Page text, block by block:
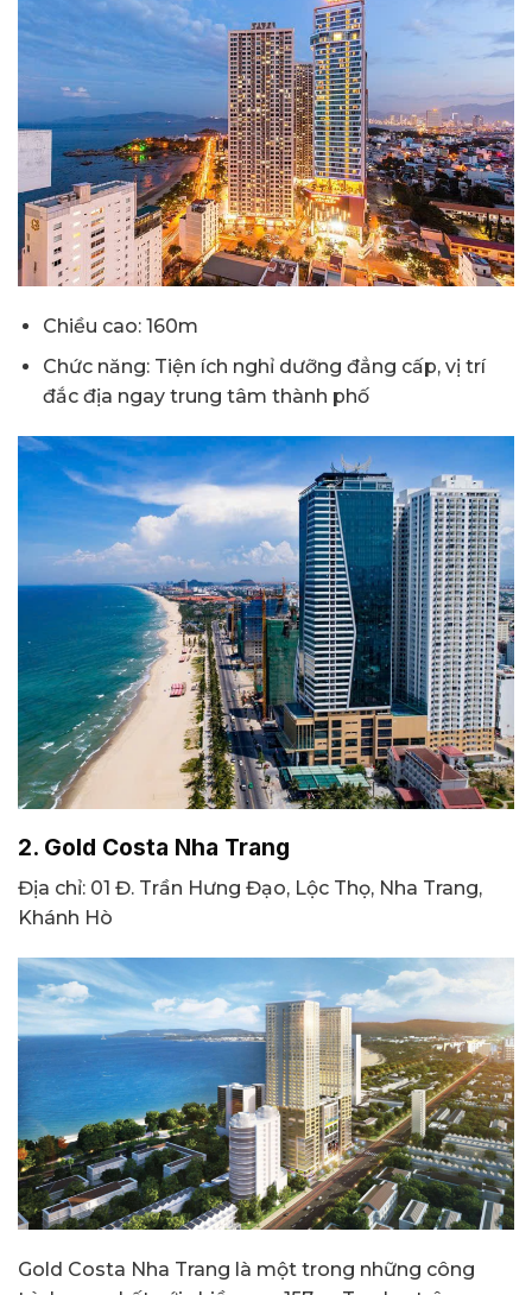
Chiều cao: 160m
Chức năng: Tiện ích nghỉ dưỡng đẳng cấp, vị trí
đắc địa ngay trung tâm thành phố
2. Gold Costa Nha Trang
Địa chỉ: 01 Đ. Trần Hưng Đạo, Lộc Thọ, Nha Trang,
Khánh Hò
Gold Costa Nha Trang là một trong những công